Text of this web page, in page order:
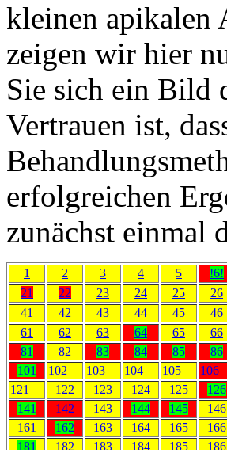
kleinen apikalen
zeigen wir hier
Sie sich ein Bild
Vertrauen ist,
erfolgreichen
zunächst einmal
1 2 3 4 5 !6!
21
22 23 24 25 26
41
42 43 44 45 46
61
62 63 64 65 66
81
82 83 84 85 86
101
102 103 104 105 106
121
122 123 124 125 126
141
142 143 144 145 146
161
162 163 164 165 166
181
182 183 184 185 186